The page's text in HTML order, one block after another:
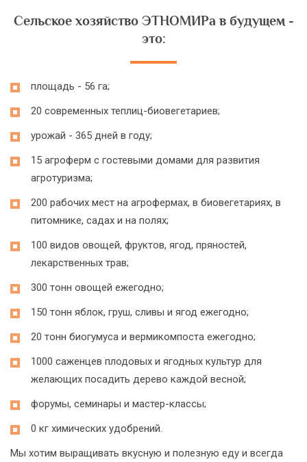
Сельское хозяйство ЭТНОМИРа в будущем -
это:
площадь - 56 га;
20 современных теплиц-биовегетариев;
урожай - 365 дней в году;
15 агроферм с гостевыми домами для развития
агротуризма;
200 рабочих мест на агрофермах, в биовегетариях, в
питомнике, садах и на полях;
100 видов овощей, фруктов, ягод, пряностей,
лекарственных трав;
300 тонн овощей ежегодно;
150 тонн яблок, груш, сливы и ягод ежегодно;
20 тонн биогумуса и вермикомпоста ежегодно;
1000 саженцев плодовых и ягодных культур для
желающих посадить дерево каждой весной;
форумы, семинары и мастер-классы;
0 кг химических удобрений.
Мы хотим выращивать вкусную и полезную еду и всегда